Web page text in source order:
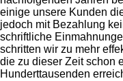
einige unsere Kunden
jedoch mit Bezahlung
schriftliche
schritten wir zu mehr
die zu dieser Zeit schon
Hunderttausenden